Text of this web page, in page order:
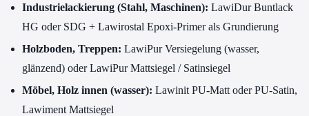
Industrielackierung (Stahl, Maschinen): LawiDur Buntlack
HG oder SDG + Lawirostal Epoxi-Primer als Grundierung
Holzboden, Treppen: LawiPur Versiegelung (wasser,
glänzend) oder LawiPur Mattsiegel / Satinsiegel
Möbel, Holz innen (wasser): Lawinit PU-Matt oder PU-Satin,
Lawiment Mattsiegel